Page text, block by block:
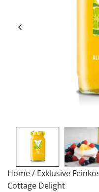
Home/ Exklusive
Cottage Delight